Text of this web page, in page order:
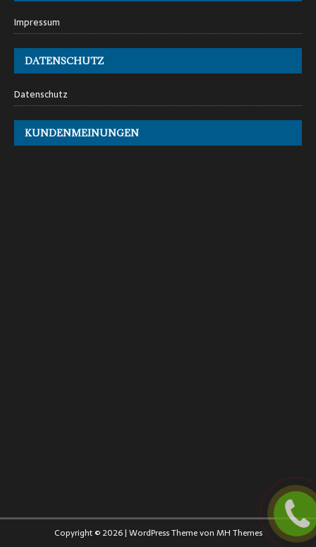
Impressum
DATENSCHUTZ
Datenschutz
KUNDENMEINUNGEN
Copyright © 2026 | WordPress Theme von MH Themes